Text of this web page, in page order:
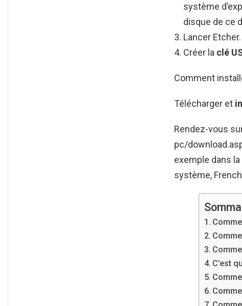
système
disque de ce
Lancer Etcher.
Créer la clé
Comment
Télécharger et
Rendez-vous
pc/
exemple dans
système, French
C’est